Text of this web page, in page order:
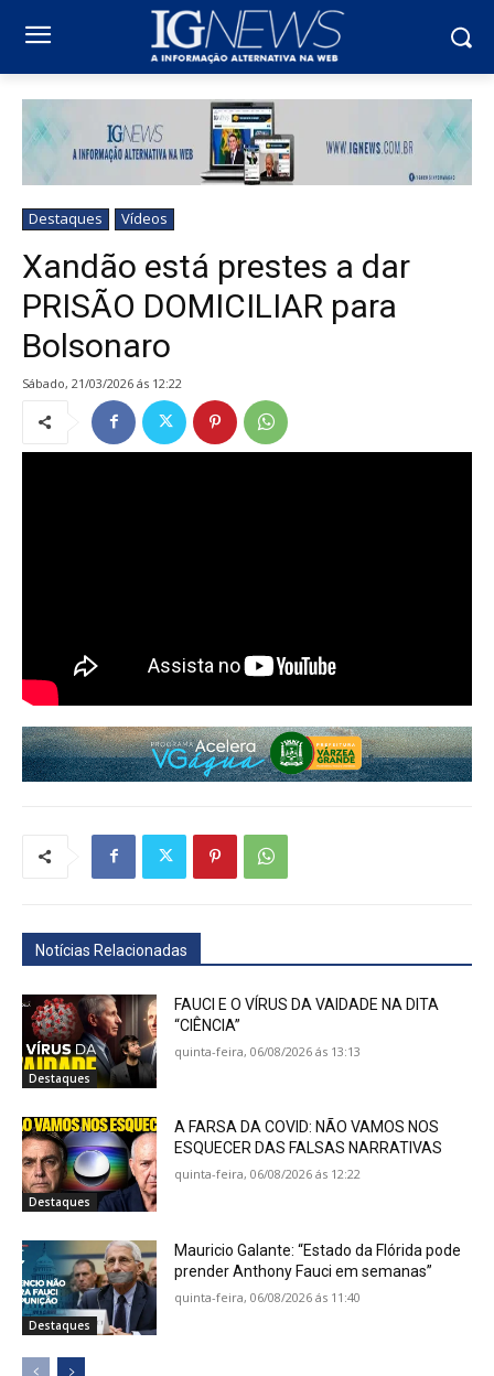
Destaques Vídeos
Xandão está prestes a dar
PRISÃO DOMICILIAR para
Bolsonaro
sábado, 21/03/2026 ás 12:22
Notícias Relacionadas
Destaques
FAUCI E O VÍRUS DA VAIDADE NA DITA
“CIÊNCIA”
quinta-feira, 06/08/2026 ás 13:13
Destaques
A FARSA DA COVID: NÃO VAMOS NOS
ESQUECER DAS FALSAS NARRATIVAS
quinta-feira, 06/08/2026 ás 12:22
Destaques
Mauricio Galante: “Estado da Flórida pode
prender Anthony Fauci em semanas”
quinta-feira, 06/08/2026 ás 11:40